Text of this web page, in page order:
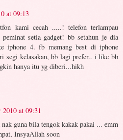
at 09:13
kami cecah .....! telefon terlampau
setia gadget! bb setahun je dia
iphone 4. fb memang best di iphone
segi kelasakan, bb lagi prefer.. i like bb
hanya itu yg diberi...hikh
2010 at 09:31
guna bila tengok kakak pakai ... emm
InsyaAllah soon